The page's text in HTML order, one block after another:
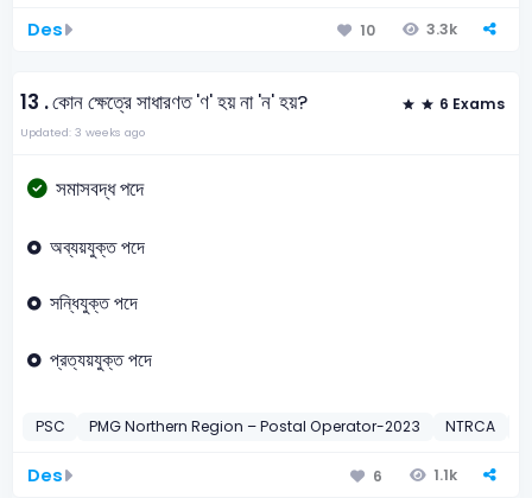
Des 10 3.3k
13 .কোন ক্ষেত্রে সাধারণত 'ণ' হয় না 'ন' হয়? 6 Exams
Updated: 3 weeks ago
সমাসবদ্ধ পদে
অব্যয়যুক্ত পদে
সন্ধিযুক্ত পদে
প্রত্যয়যুক্ত পদে
PSC PMG Northern Region – Postal Operator-2023 NTRCA
Des 6 1.1k